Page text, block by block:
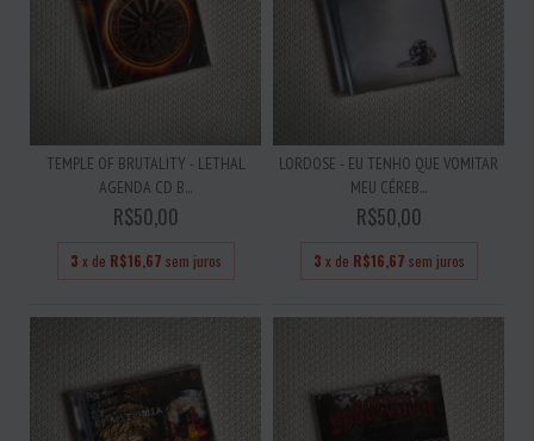
TEMPLE OF BRUTALITY - LETHAL
AGENDA CD B...
R$50,00
3 x de R$16,67 sem juros
LORDOSE - EU TENHO QUE VOMITAR
MEU CÉREB...
R$50,00
3 x de R$16,67 sem juros